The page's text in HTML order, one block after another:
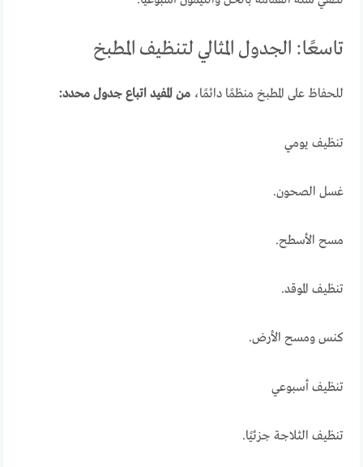
تاسعًا: الجدول المثالي لتنظيف المطبخ
للحفاظ على المطبخ منظمًا دائمًا،من المفيد اتباع جدول محدد:
تنظيف يومي
غسل الصحون.
مسح الأسطح.
تنظيف الموقد.
كنس ومسح الأرض.
تنظيف أسبوعي
تنظيف الثلاجة جزئيًا.